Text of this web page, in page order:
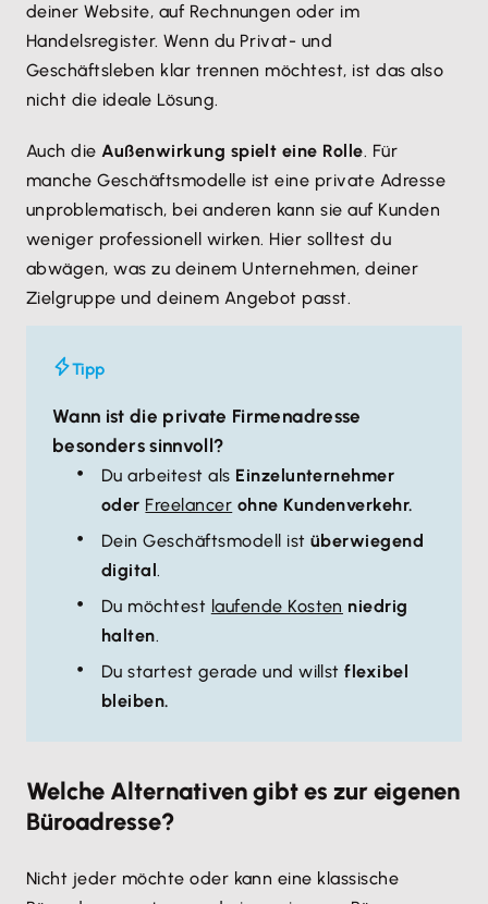
deiner Website, auf Rechnungen oder im
Handelsregister. Wenn du Privat- und
Geschäftsleben klar trennen möchtest, ist das also
nicht die ideale Lösung.
Auch dieAußenwirkung spielt eine Rolle. Für
manche Geschäftsmodelle ist eine private Adresse
unproblematisch, bei anderen kann sie auf Kunden
weniger professionell wirken. Hier solltest du
abwägen, was zu deinem Unternehmen, deiner
Zielgruppe und deinem Angebot passt.
Tipp
Wann ist die private Firmenadresse
besonders sinnvoll?
Du arbeitest als Einzelunternehmer
oder Freelancer ohne Kundenverkehr.
Dein Geschäftsmodell ist überwiegend
digital.
Du möchtest laufende Kosten niedrig
halten.
Du startest gerade und willstflexibel
bleiben.
Welche Alternativen gibt es zur eigenen
Büroadresse?
Nicht jeder möchte oder kann eine klassische